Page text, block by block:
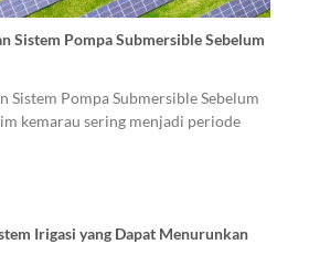
Sistem Pompa Submersible Sebelum
Sistem Pompa Submersible Sebelum
kemarau sering menjadi periode
Irigasi yang Dapat Menurunkan